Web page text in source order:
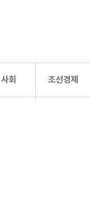
사회 조선경제